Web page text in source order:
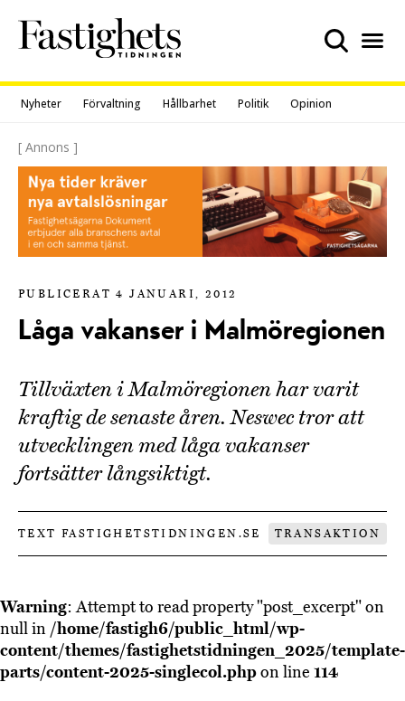
content
Nyheter Förvaltning Hållbarhet Politik Opinion
[ Annons ]
PUBLICERAT 4 JANUARI, 2012
Låga vakanser i Malmöregionen
Tillväxten i Malmöregionen har varit
kraftig de senaste åren. Neswec tror att
utvecklingen med låga vakanser
fortsätter långsiktigt.
TEXT FASTIGHETSTIDNINGEN.SE TRANSAKTION
Warning: Attempt to read property "post_excerpt" on
null in /home/fastigh6/public_html/wp-
content/themes/fastighetstidningen_2025/template-
parts/content-2025-singlecol.phpon line 114